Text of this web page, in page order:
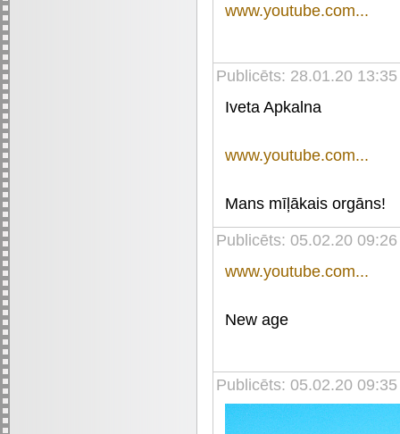
www.youtube.com...
Publicēts: 28.01.20 13:35
Iveta Apkalna
www.youtube.com...
Mans mīļākais orgāns!
Publicēts: 05.02.20 09:26
www.youtube.com...
New age
Publicēts: 05.02.20 09:35